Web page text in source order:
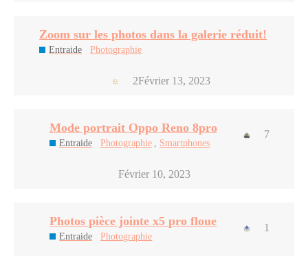
Zoom sur les photos dans la galerie réduit!
Entraide Photographie
2Février 13, 2023
Mode portrait Oppo Reno 8pro
Entraide Photographie , Smartphones
7
Février 10, 2023
Photos pièce jointe x5 pro floue
Entraide Photographie
1